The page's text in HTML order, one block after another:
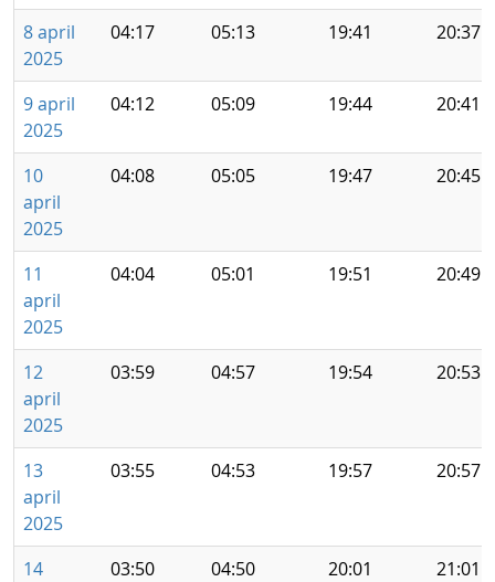
8 april
2025
04:17 05:13 19:41 20:37
9 april
2025
04:12 05:09 19:44 20:41
10
april
2025
04:08 05:05 19:47 20:45
11
april
2025
04:04 05:01 19:51 20:49
12
april
2025
03:59 04:57 19:54 20:53
13
april
2025
03:55 04:53 19:57 20:57
14
03:50 04:50 20:01 21:01